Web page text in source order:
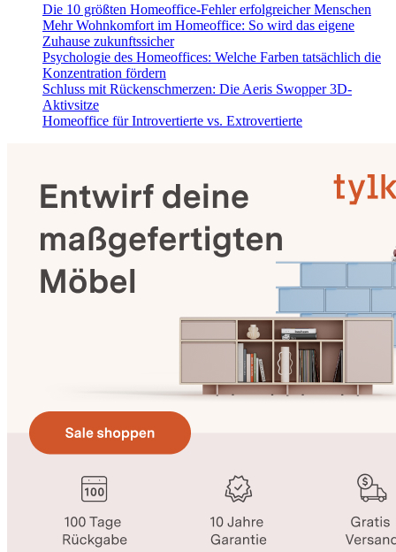
Die 10 größten Homeoffice-Fehler erfolgreicher Menschen
Mehr Wohnkomfort im Homeoffice: So wird das eigene
Zuhause zukunftssicher
Psychologie des Homeoffices: Welche Farben tatsächlich die
Konzentration fördern
Schluss mit Rückenschmerzen: Die Aeris Swopper 3D-
Aktivsitze
Homeoffice für Introvertierte vs. Extrovertierte